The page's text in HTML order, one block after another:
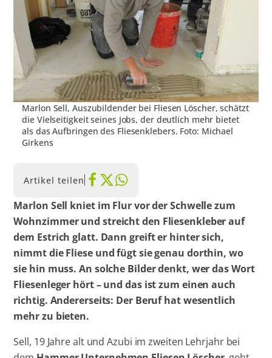
Marlon Sell, Auszubildender bei Fliesen Löscher, schätzt
die Vielseitigkeit seines Jobs, der deutlich mehr bietet
als das Aufbringen des Fliesenklebers. Foto: Michael
Girkens
Artikel teilen
Marlon Sell kniet im Flur vor der Schwelle zum
Wohnzimmer und streicht den Fliesenkleber auf
dem Estrich glatt. Dann greift er hinter sich,
nimmt die Fliese und fügt sie genau dorthin, wo
sie hin muss. An solche Bilder denkt, wer das Wort
Fliesenleger hört – und das ist zum einen auch
richtig. Andererseits: Der Beruf hat wesentlich
mehr zu bieten.
Sell, 19 Jahre alt und Azubi im zweiten Lehrjahr bei